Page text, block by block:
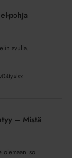
pohja
avulla.
– Mistä
olemaan iso